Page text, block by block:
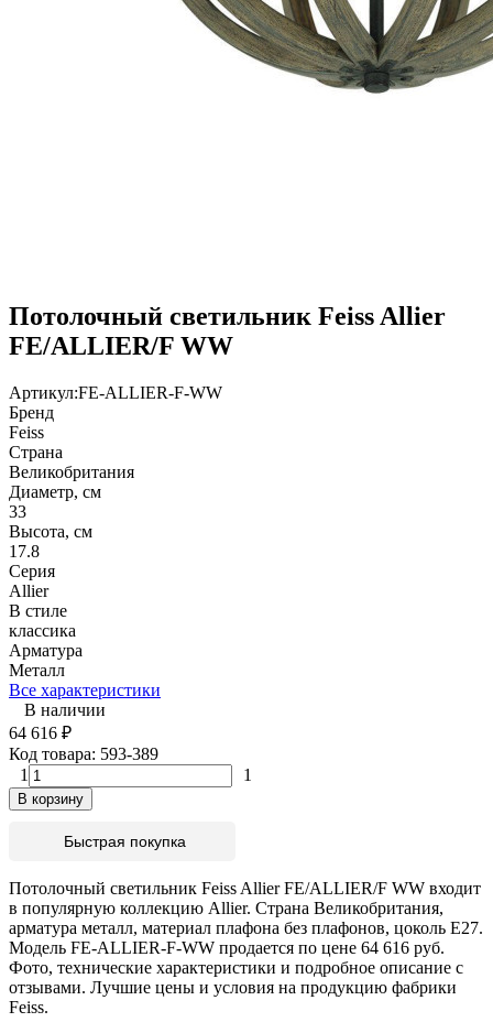
Потолочный светильник Feiss Allier
FE/ALLIER/F WW
Артикул:FE-ALLIER-F-WW
Бренд
Feiss
Страна
Великобритания
Диаметр, см
33
Высота, см
17.8
Серия
Allier
В стиле
классика
Арматура
Металл
Все характеристики
В наличии
64 616 ₽
Код товара: 593-389
1
1
В корзину
Быстрая покупка
Потолочный светильник Feiss Allier FE/ALLIER/F WW входит
в популярную коллекцию Allier. Страна Великобритания,
арматура металл, материал плафона без плафонов, цоколь E27.
Модель FE-ALLIER-F-WW продается по цене 64 616 руб.
Фото, технические характеристики и подробное описание с
отзывами. Лучшие цены и условия на продукцию фабрики
Feiss.